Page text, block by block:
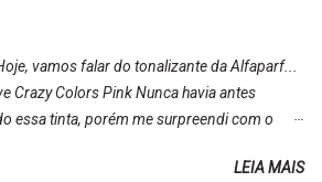
vamos falar do tonalizante da Alfaparf...
Crazy Colors Pink Nunca havia antes
essa tinta, porém me surpreendi com o
(meio desbotado), e após a utilização meu
LEIA MAIS